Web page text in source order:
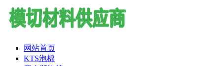
网站首页
KTS泡棉